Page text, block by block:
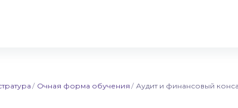
Очная форма обучения Аудит и финансовый